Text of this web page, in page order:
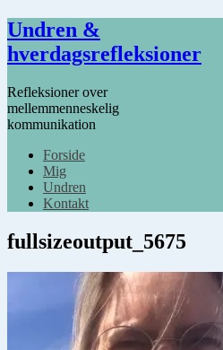
Undren &
hverdagsrefleksioner
Refleksioner over
mellemmenneskelig
kommunikation
Forside
Mig
Undren
Kontakt
fullsizeoutput_5675